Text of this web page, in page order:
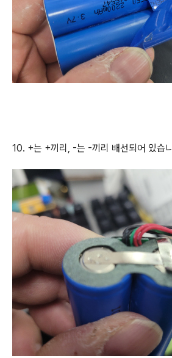
10. +는 +끼리, -는 -끼리 배선되어 있습